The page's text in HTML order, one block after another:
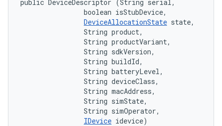
public DeviceDescriptor (String serial,
                boolean isStubDevice,
DeviceAllocationState state,
                String product,
                String productVariant,
                String sdkVersion,
                String buildId,
                String batteryLevel,
                String deviceClass,
                String macAddress,
                String simState,
                String simOperator,
IDevice idevice)